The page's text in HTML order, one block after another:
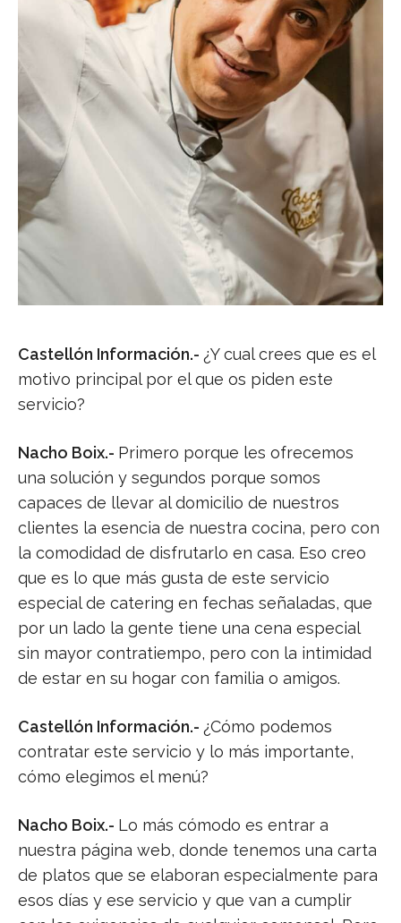
Castellón Información.- ¿Y cual crees que es el
motivo principal por el que os piden este
servicio?
Nacho Boix.- Primero porque les ofrecemos
una solución y segundos porque somos
capaces de llevar al domicilio de nuestros
clientes la esencia de nuestra cocina, pero con
la comodidad de disfrutarlo en casa. Eso creo
que es lo que más gusta de este servicio
especial de catering en fechas señaladas, que
por un lado la gente tiene una cena especial
sin mayor contratiempo, pero con la intimidad
de estar en su hogar con familia o amigos.
Castellón Información.- ¿Cómo podemos
contratar este servicio y lo más importante,
cómo elegimos el menú?
Nacho Boix.- Lo más cómodo es entrar a
nuestra página web, donde tenemos una carta
de platos que se elaboran especialmente para
esos días y ese servicio y que van a cumplir